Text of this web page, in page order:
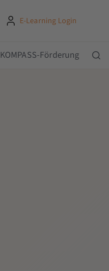
E-Learning Login
KOMPASS-Förderung